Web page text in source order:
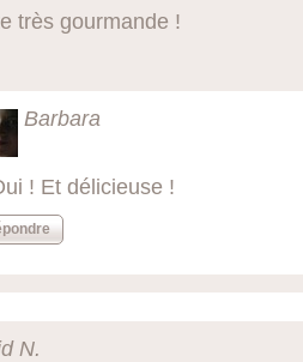
très gourmande !
Barbara
! Et délicieuse !
N.